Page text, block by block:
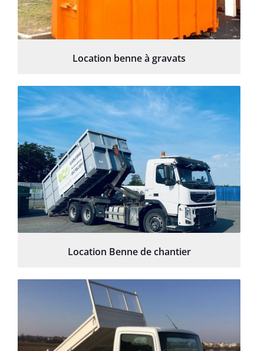
Location benne à gravats
Location Benne de chantier